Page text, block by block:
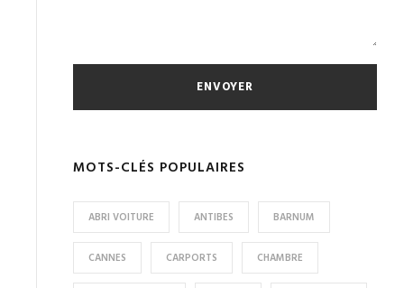
MOTS-CLÉS POPULAIRES
ABRI VOITURE ANTIBES BARNUM
CANNES CARPORTS CHAMBRE